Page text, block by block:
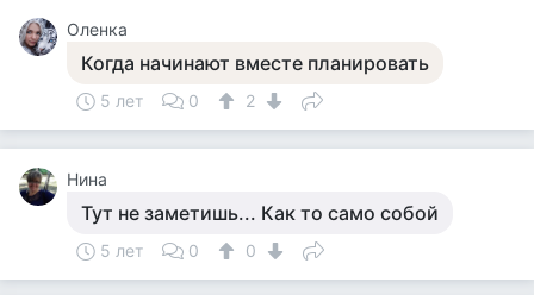
Оленка
Когда начинают вместе планировать
5 лет 0 2
Нина
Тут не заметишь... Как то само собой
5 лет 0 0